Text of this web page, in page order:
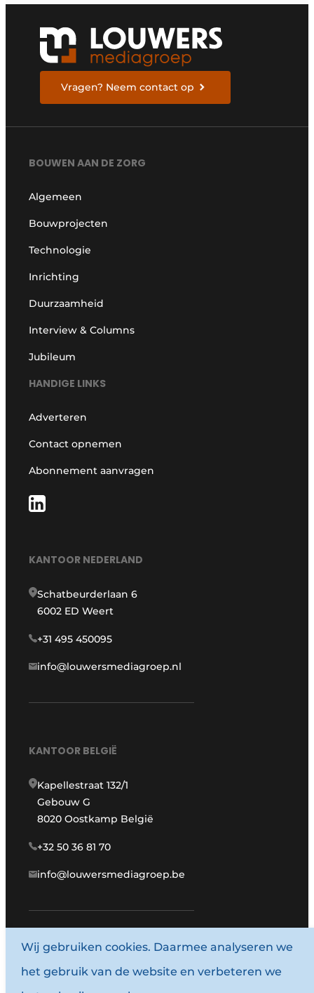
Vragen? Neem contact op
BOUWEN AAN DE ZORG
Algemeen
Bouwprojecten
Technologie
Inrichting
Duurzaamheid
Interview & Columns
Jubileum
HANDIGE LINKS
Adverteren
Contact opnemen
Abonnement aanvragen
KANTOOR NEDERLAND
Schatbeurderlaan 6
6002 ED Weert
+31 495 450095
info@louwersmediagroep.nl
KANTOOR BELGIË
Kapellestraat 132/1
Gebouw G
8020 Oostkamp België
+32 50 36 81 70
info@louwersmediagroep.be
www.louwersmediagroep.com
© 1987 - 2026 Louwersmediagroep.
Wij gebruiken cookies. Daarmee analyseren we
het gebruik van de website en verbeteren we